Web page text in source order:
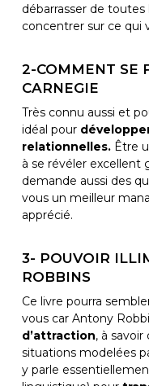
débarrasser de
concentrer sur ce qui
2-COMMENT SE
CARNEGIE
Très connu aussi et
idéal pour
relationnelles.Être
à se révéler excellent
demande aussi des
vous un meilleur
apprécié.
3- POUVOIR
ROBBINS
Ce livre pourra
vous car Antony
d’attraction, à
situations modelées
y parle